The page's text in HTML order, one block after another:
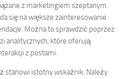
z marketingiem szeptanym.
się na większe zainteresowanie
Można to sprawdzić poprzez
analitycznych, które oferują
z postami.
stanowi istotny wskaźnik. Należy